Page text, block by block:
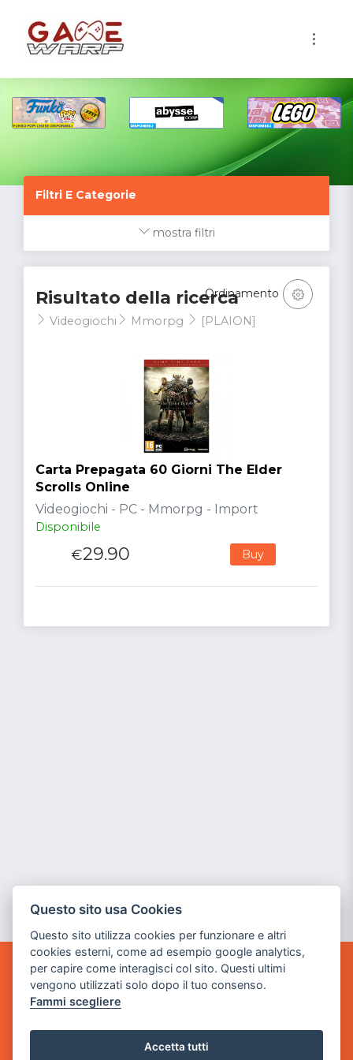
Filtri E Categorie
mostra filtri
Risultato della ricerca
Videogiochi Mmorpg [PLAION]
Ordinamento
Carta Prepagata 60 Giorni The Elder
Scrolls Online
Videogiochi - PC - Mmorpg - Import
Disponibile
€29.90 Buy
GAME WARP
BY POWER GAME SRL
Sede Legale
via Villaggio dei Platani, 3
Questo sito usa Cookies
Questo sito utilizza cookies per funzionare e altri
cookies esterni, come ad esempio google analytics,
per capire come interagisci col sito. Questi ultimi
vengono utilizzati solo dopo il tuo consenso.
Fammi scegliere
Accetta tutti